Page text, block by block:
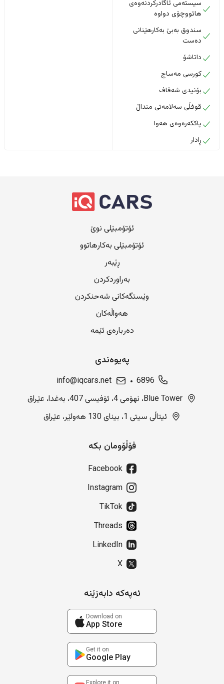
سیستەمی ئاگادرکردنەوەی
هاتووچۆی دواوە
سندوق بەبێ بەکارهێنانی
دەست
داتاشۆ
کورسی مەساج
بۆنیدی شەفاف
قوفڵی سەلامەتی منداڵ
پاککەرەوەی هەوا
ڕادار
ئۆتۆمبێلی نوێ
ئۆتۆمبێلی بەکارهاتوو
ڕێبەر
بەراوردکردن
وێستگەکانی شەحنکردن
هەواڵەکان
دەربارەی ئێمە
پەیوەندی
6896
info@iqcars.net
Blue Tower، نهۆمی 4، ئۆفیسی 407، بەغدا، عێراق
ئیتاڵی سیتی 1، بینای 130 هەولێر، عێراق
فۆڵۆومان بکە
Facebook
Instagram
TikTok
Threads
LinkedIn
X
ئەپەکە دابەزێنە
Download on
App Store
Get it on
Google Play